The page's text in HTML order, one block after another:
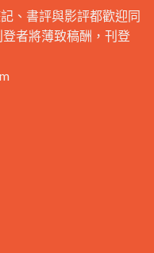
、書評與影評都歡迎同
者將薄致稿酬，刊登